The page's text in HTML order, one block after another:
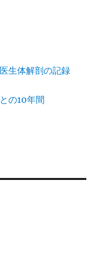
生体解剖の記録
の10年間